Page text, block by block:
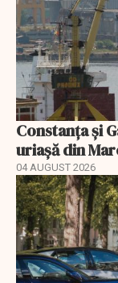
Constanța și
uriașă din
04 AUGUST 2026